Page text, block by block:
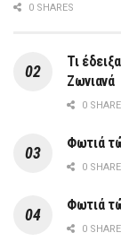
0 SHARES
Τι
Ζωνιανά
0
Φωτιά
0
Φωτιά
0